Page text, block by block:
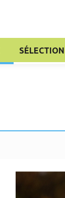
SÉLECTION